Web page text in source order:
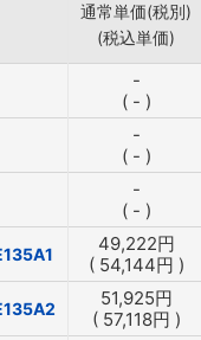
通常単価(税別)
(税込単価)
-
( - )
-
( - )
-
( - )
49,222円
( 54,144円 )
51,925円
( 57,118円 )